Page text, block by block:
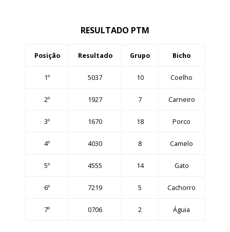
RESULTADO PTM
Posição Resultado Grupo Bicho
1º 5037 10 Coelho
2º 1927 7 Carneiro
3º 1670 18 Porco
4º 4030 8 Camelo
5º 4555 14 Gato
6º 7219 5 Cachorro
7º 0706 2 Águia